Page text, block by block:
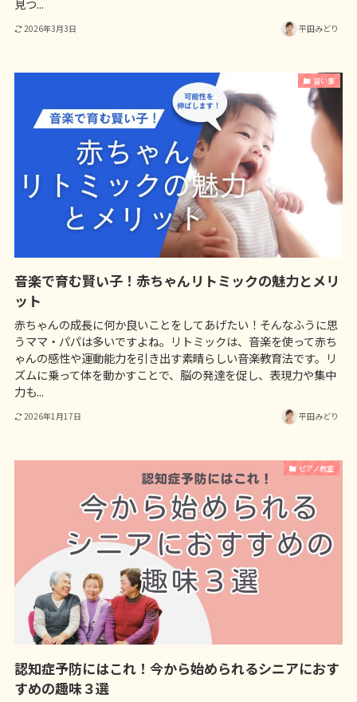
見つ...
2026年3月3日 平田みどり
習い事
音楽で育む賢い子！赤ちゃんリトミックの魅力とメリ
ット
赤ちゃんの成長に何か良いことをしてあげたい！そんなふうに思
うママ・パパは多いですよね。リトミックは、音楽を使って赤ち
ゃんの感性や運動能力を引き出す素晴らしい音楽教育法です。リ
ズムに乗って体を動かすことで、脳の発達を促し、表現力や集中
力も...
2026年1月17日 平田みどり
ピアノ教室
認知症予防にはこれ！今から始められるシニアにおす
すめの趣味３選